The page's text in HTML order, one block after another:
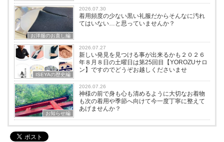
お洋服のお直し編
2026.07.30
着用頻度の少ない黒い礼服だからそんなに汚れ
てはいない…と思っていませんか？
ISEYAの歴史編
2026.07.27
新しい発見を見つける事が出来るかも２０２６
年８月８日の土曜日は第25回目【YOROZUサロ
ン】ですのでどうぞお越しくださいませ
お知らせ編
2026.07.26
神様の前で身も心も清めるように大切なお着物
も次の着用や季節へ向けて今一度丁寧に整えて
あげませんか？